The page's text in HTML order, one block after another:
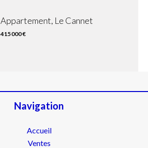
Appartement, Le Cannet
415 000 €
Navigation
Accueil
Ventes